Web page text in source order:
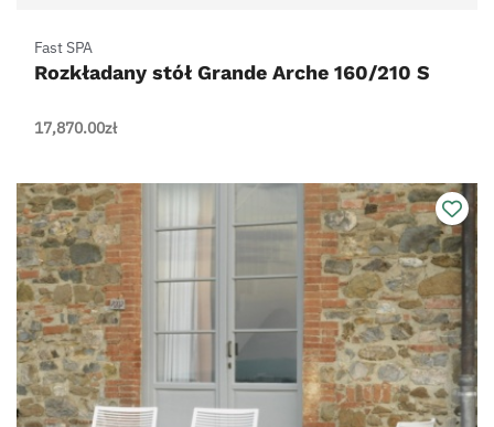
Fast SPA
Rozkładany stół Grande Arche 160/210 S
17,870.00zł